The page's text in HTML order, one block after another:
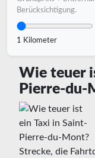
Berücksichtigung.
1 Kilometer
Wie teuer
Pierre-du-
Strecke, die